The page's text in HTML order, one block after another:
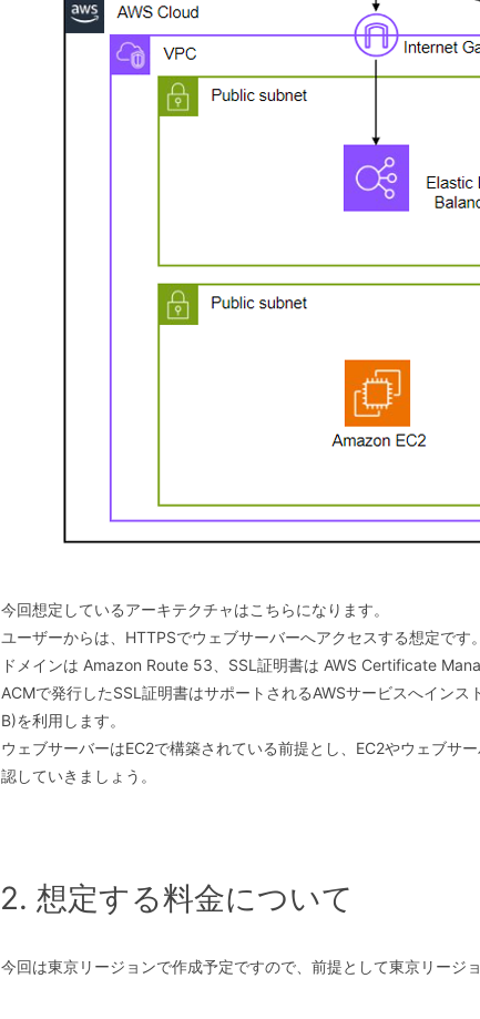
今回想定しているアーキテクチャはこちらになります。
ユーザーからは、HTTPSでウェブサーバーへアクセスする想定です。
ドメインは Amazon Route 53、SSL証明書は AWS Certificate
ACMで発行したSSL証明書はサポートされるAWSサービスへイン
B)を利用します。
ウェブサーバーはEC2で構築されている前提とし、EC2やウェブサ
認していきましょう。
2. 想定する料金について
今回は東京リージョンで作成予定ですので、前提として東京リージ